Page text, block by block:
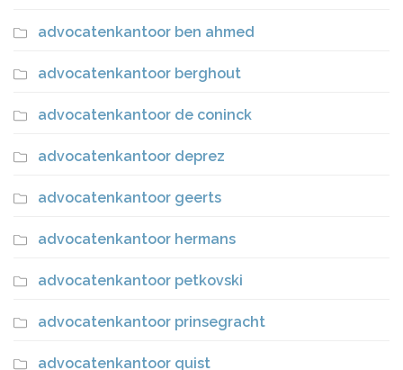
advocatenkantoor ben ahmed
advocatenkantoor berghout
advocatenkantoor de coninck
advocatenkantoor deprez
advocatenkantoor geerts
advocatenkantoor hermans
advocatenkantoor petkovski
advocatenkantoor prinsegracht
advocatenkantoor quist